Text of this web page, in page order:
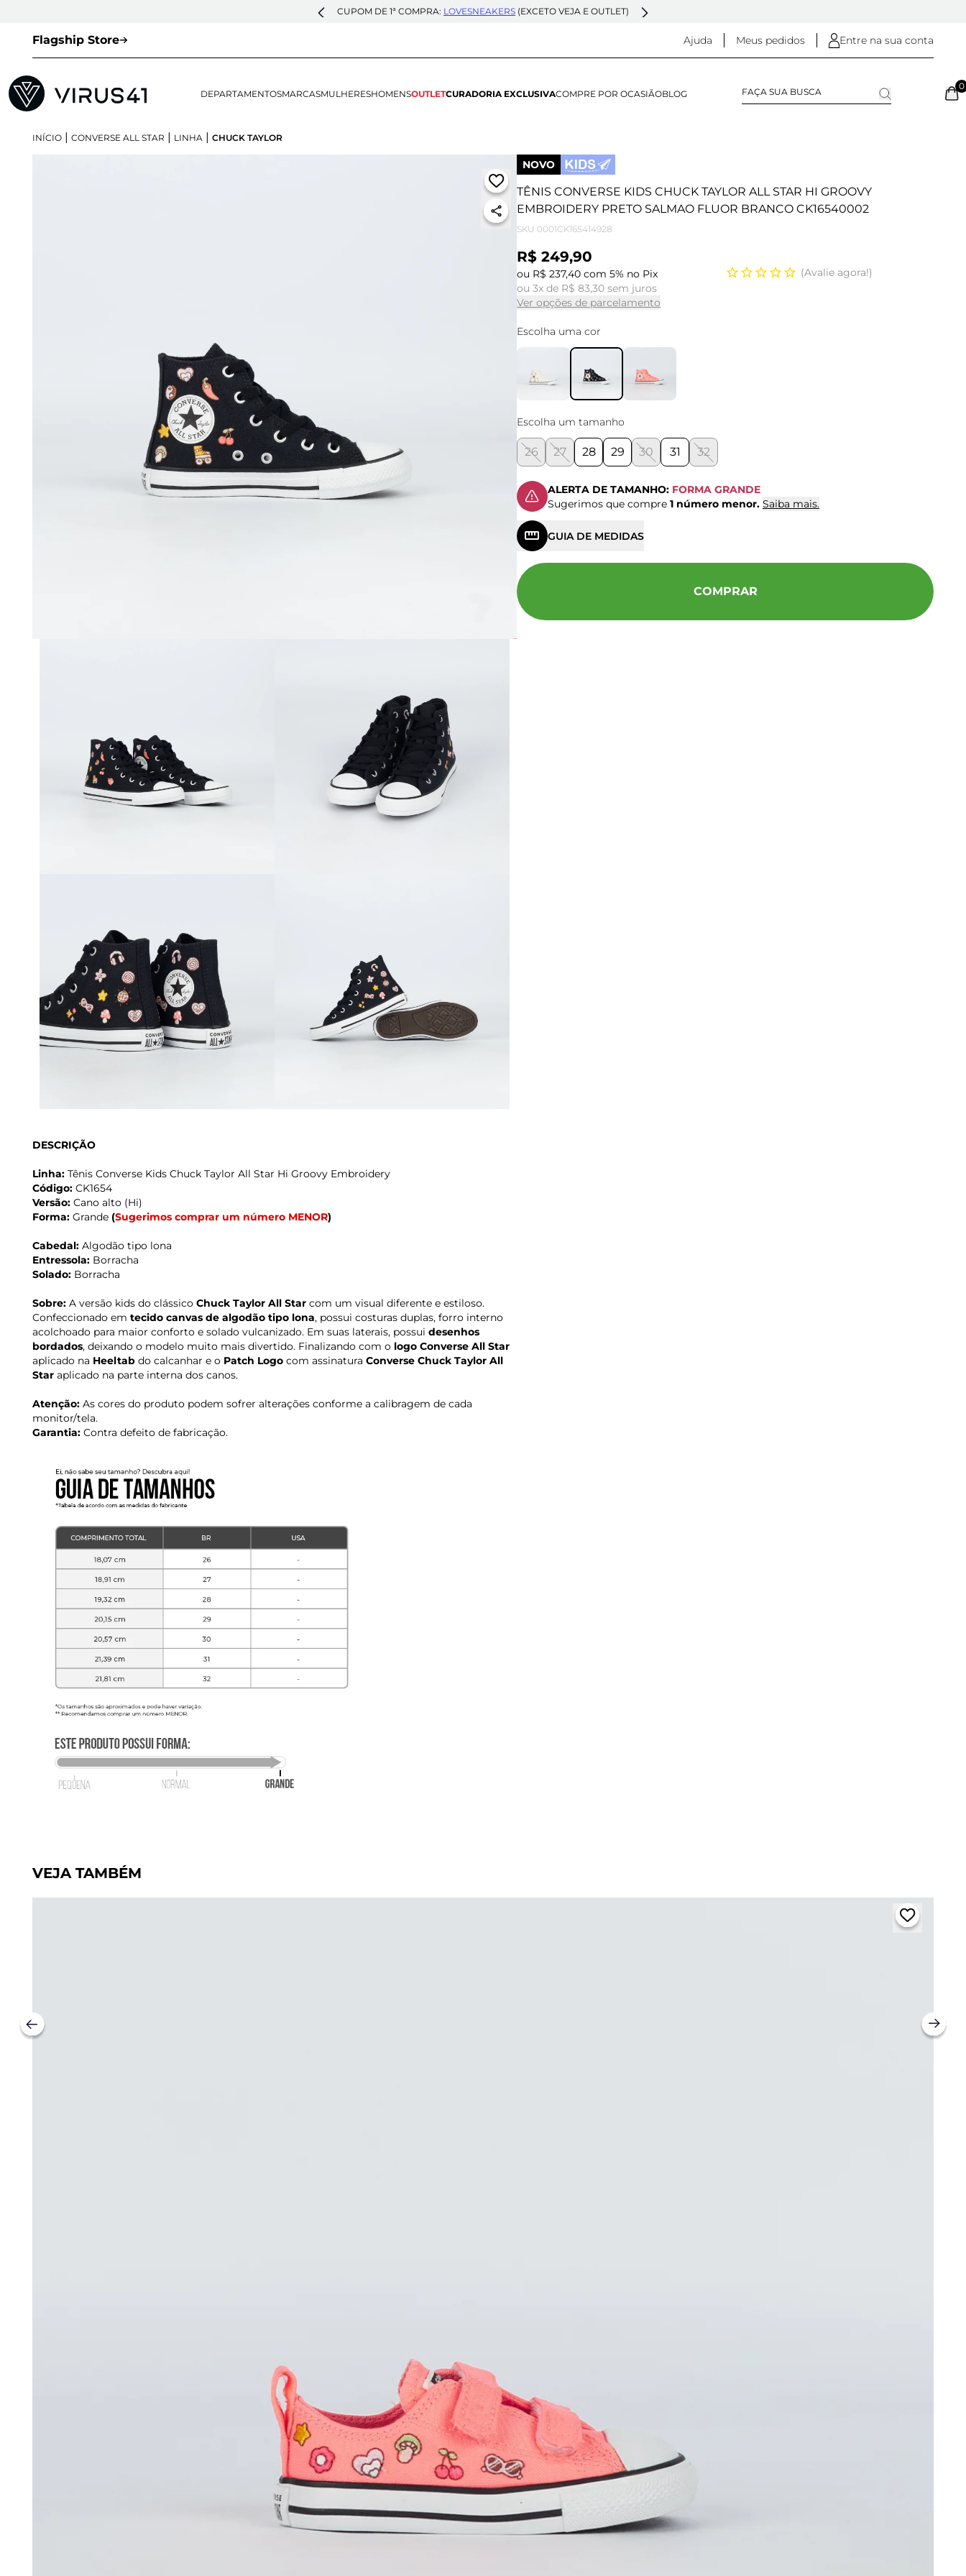
CUPOM DE 1ª COMPRA: LOVESNEAKERS (EXCETO VEJA E OUTLET)
Flagship Store Ajuda Meus pedidos Entre na sua conta
DEPARTAMENTOSMARCASMULHERESHOMENSOUTLETCURADORIA EXCLUSIVACOMPRE POR OCASIÃOBLOG
0
INÍCIO | CONVERSE ALL STAR | LINHA | CHUCK TAYLOR
DESCRIÇÃO
Linha: Tênis Converse Kids Chuck Taylor All Star Hi Groovy Embroidery
Código: CK1654
Versão: Cano alto (Hi)
Forma: Grande (Sugerimos comprar um número MENOR)
Cabedal: Algodão tipo lona
Entressola: Borracha
Solado: Borracha
Sobre: A versão kids do clássico Chuck Taylor All Star com um visual diferente e estiloso.
Confeccionado em tecido canvas de algodão tipo lona, possui costuras duplas, forro interno
acolchoado para maior conforto e solado vulcanizado. Em suas laterais, possui desenhos
bordados, deixando o modelo muito mais divertido. Finalizando com o logo Converse All Star
aplicado na Heeltab do calcanhar e o Patch Logo com assinatura Converse Chuck Taylor All
Star aplicado na parte interna dos canos.
Atenção: As cores do produto podem sofrer alterações conforme a calibragem de cada
monitor/tela.
Garantia: Contra defeito de fabricação.
NOVO
TÊNIS CONVERSE KIDS CHUCK TAYLOR ALL STAR HI GROOVY
EMBROIDERY PRETO SALMAO FLUOR BRANCO CK16540002
SKU 0001CK165414928
R$ 249,90
ou R$ 237,40 com 5% no Pix
ou 3x de R$ 83,30 sem juros
Ver opções de parcelamento
Avalie agora!
Escolha uma cor
Escolha um tamanho
26 27 28 29 30 31 32
ALERTA DE TAMANHO: FORMA GRANDE
Sugerimos que compre 1 número menor. Saiba mais.
GUIA DE MEDIDAS
COMPRAR
VEJA TAMBÉM